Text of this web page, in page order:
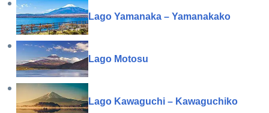
Lago Yamanaka – Yamanakako
Lago Motosu
Lago Kawaguchi – Kawaguchiko